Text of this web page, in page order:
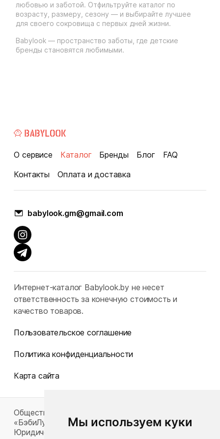
Мы используем куки
любовью и заботой. Отфильтруйте каталог по
возрасту, размеру, сезону — и выбирайте лучшее
для своего сокровища с первых дней жизни.
Babylook — пространство заботы, где детские
бренды становятся любимыми.
О сервисе Каталог Бренды Блог
FAQ
Контакты
Оплата и доставка
babylook.gm@gmail.com
Интернет-каталог Babylook.by не несет
ответственность за конечную стоимость и
качество товаров.
Пользовательское соглашение
Политика конфиденциальности
Карта сайта
Общество с ограниченной ответственностью
«БэбиЛук»
Юридический адрес: 220117, г. Минск, пр-т Газеты